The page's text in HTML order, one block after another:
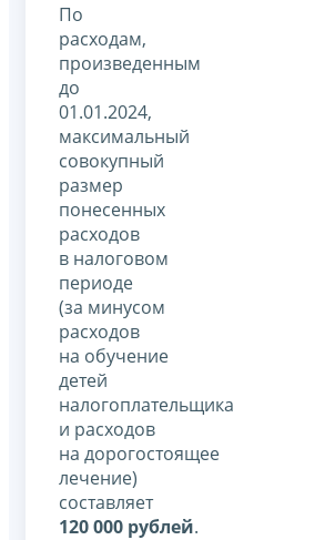
По
расходам,
произведенным
до
01.01.2024,
максимальный
совокупный
размер
понесенных
расходов
в налоговом
периоде
(за минусом
расходов
на обучение
детей
налогоплательщика
и расходов
на дорогостоящее
лечение)
составляет
120 000 рублей.